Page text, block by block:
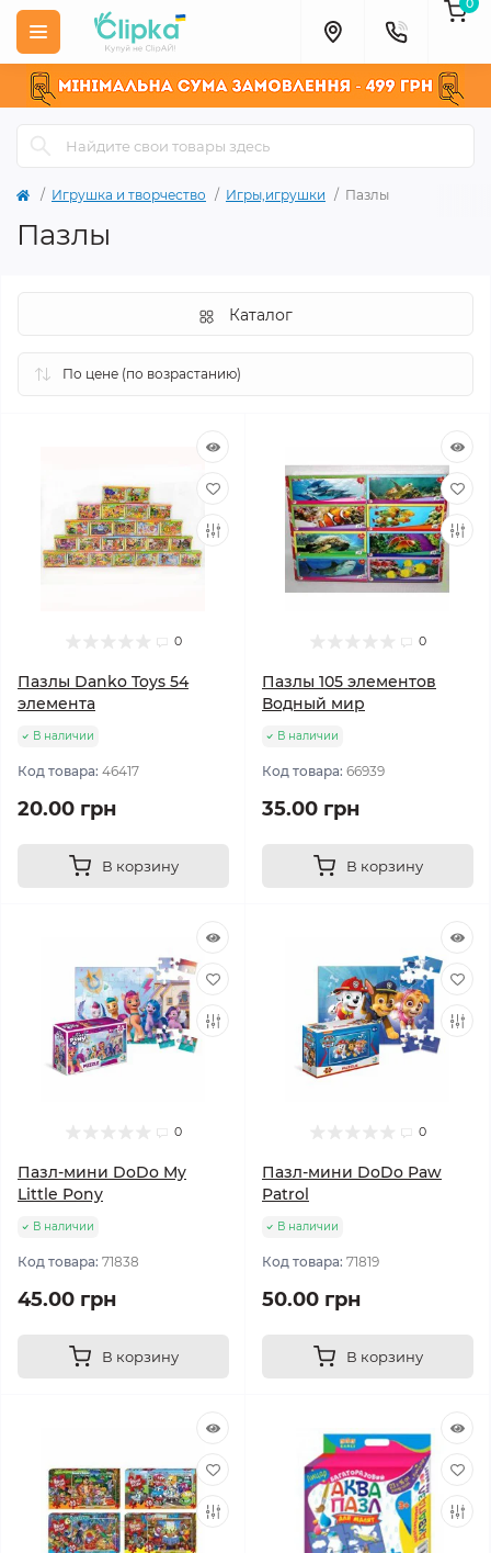
Игрушка и творчество Игры,игрушки Пазлы
Пазлы
Каталог
0
Пазлы Danko Toys 54
элемента
В наличии
Код товара: 46417
20.00 грн
В корзину
0
Пазлы 105 элементов
Водный мир
В наличии
Код товара: 66939
35.00 грн
В корзину
0
Пазл-мини DoDo My
Little Pony
В наличии
Код товара: 71838
45.00 грн
В корзину
0
Пазл-мини DoDo Paw
Patrol
В наличии
Код товара: 71819
50.00 грн
В корзину